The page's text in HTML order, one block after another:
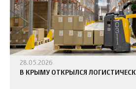
28.05.2026
В КРЫМУ ОТКРЫЛСЯ